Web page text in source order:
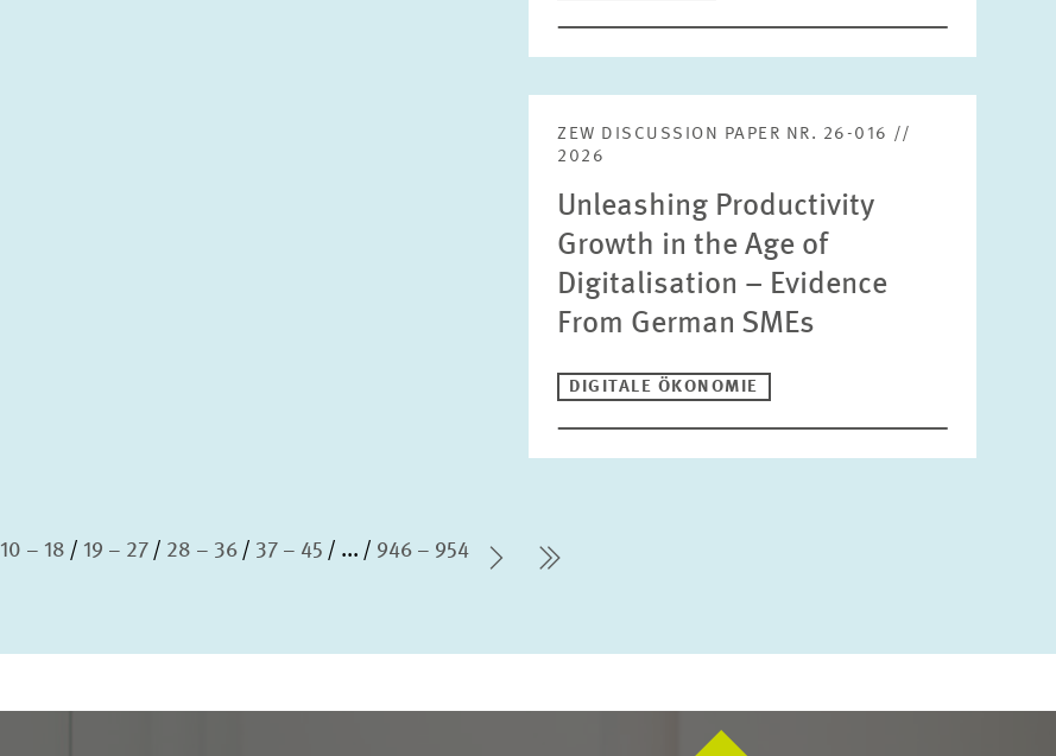
ZEW DISCUSSION PAPER NR. 26-016 //
2026
Unleashing Productivity
Growth in the Age of
Digitalisation – Evidence
From German SMEs
DIGITALE ÖKONOMIE
10 – 18 19 – 27 28 – 36 37 – 45 ... 946 – 954
Nächste Seite
letzte Seite